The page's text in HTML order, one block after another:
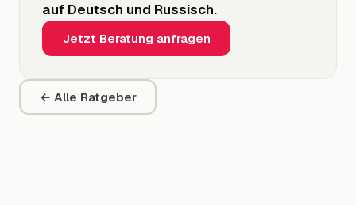
auf Deutsch und Russisch.
Jetzt Beratung anfragen
← Alle Ratgeber